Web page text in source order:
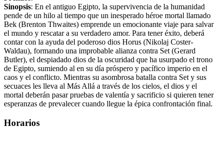
Sinopsis: En el antiguo Egipto, la supervivencia de la humanidad
pende de un hilo al tiempo que un inesperado héroe mortal llamado
Bek (Brenton Thwaites) emprende un emocionante viaje para salvar
el mundo y rescatar a su verdadero amor. Para tener éxito, deberá
contar con la ayuda del poderoso dios Horus (Nikolaj Coster-
Waldau), formando una improbable alianza contra Set (Gerard
Butler), el despiadado dios de la oscuridad que ha usurpado el trono
de Egipto, sumiendo al en su día próspero y pacífico imperio en el
caos y el conflicto. Mientras su asombrosa batalla contra Set y sus
secuaces les lleva al Más Allá a través de los cielos, el dios y el
mortal deberán pasar pruebas de valentía y sacrificio si quieren tener
esperanzas de prevalecer cuando llegue la épica confrontación final.
Horarios